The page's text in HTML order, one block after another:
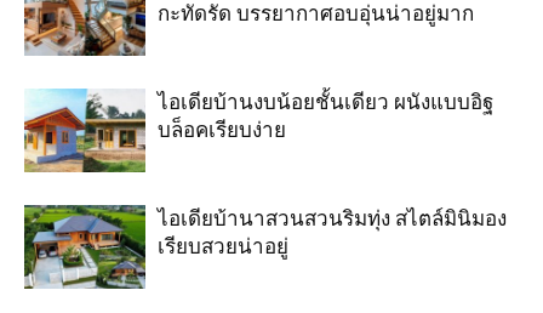
กะทัดรัด บรรยากาศอบอุ่นน่าอยู่มาก
ไอเดียบ้านงบน้อยชั้นเดียว ผนังแบบอิฐ
บล็อคเรียบง่าย
ไอเดียบ้านาสวนสวนริมทุ่ง สไตล์มินิมอง
เรียบสวยน่าอยู่